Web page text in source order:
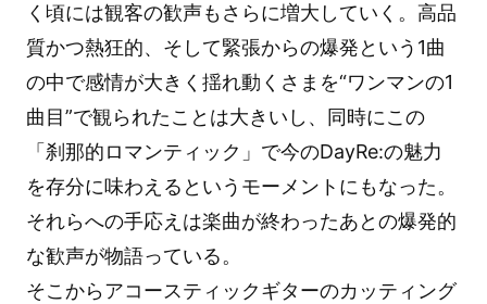
く頃には観客の歓声もさらに増大していく。高品
質かつ熱狂的、そして緊張からの爆発という1曲
の中で感情が大きく揺れ動くさまを“ワンマンの1
曲目”で観られたことは大きいし、同時にこの
「刹那的ロマンティック」で今のDayRe:の魅力
を存分に味わえるというモーメントにもなった。
それらへの手応えは楽曲が終わったあとの爆発的
な歓声が物語っている。
そこからアコースティックギターのカッティング